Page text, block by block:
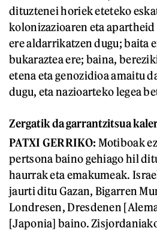
dituztenei horiek eteteko
kolonizazioaren eta
ere aldarrikatzen dugu; baita
bukaraztea ere; baina,
etena eta genozidioa amaitu
dugu, eta nazioarteko legea
Zergatik da garrantzitsua
PATXI GERRIKO: Motiboak
pertsona baino gehiago hil
haurrak eta emakumeak.
jaurti ditu Gazan, Bigarren
Londresen, Dresdenen
[Japonia] baino.